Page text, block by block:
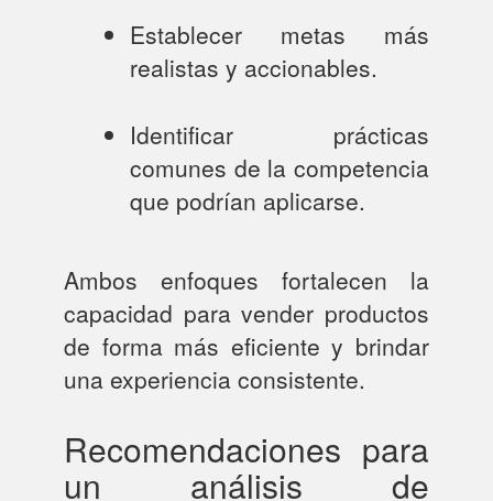
Establecer metas más
realistas y accionables.
Identificar prácticas
comunes de la competencia
que podrían aplicarse.
Ambos enfoques fortalecen la
capacidad para vender productos
de forma más eficiente y brindar
una experiencia consistente.
Recomendaciones para
un análisis de